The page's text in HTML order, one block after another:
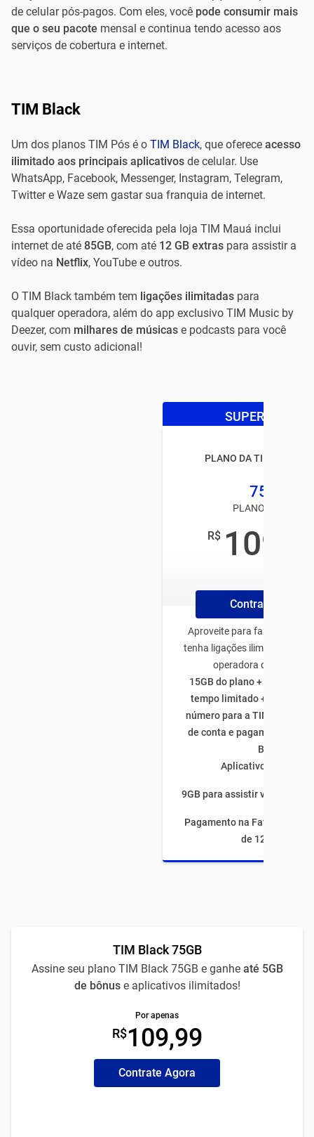
de celular pós-pagos. Com eles, você pode consumir mais
que o seu pacote mensal e continua tendo acesso aos
serviços de cobertura e internet.
TIM Black
Um dos planos TIM Pós é o TIM Black, que oferece acesso
ilimitado aos principais aplicativos de celular. Use
WhatsApp, Facebook, Messenger, Instagram, Telegram,
Twitter e Waze sem gastar sua franquia de internet.
Essa oportunidade oferecida pela loja TIM Mauá inclui
internet de até 85GB, com até 12 GB extras para assistir a
vídeo na Netflix, YouTube e outros.
O TIM Black também tem ligações ilimitadas para
qualquer operadora, além do app exclusivo TIM Music by
Deezer, com milhares de músicas e podcasts para você
ouvir, sem custo adicional!
SUPER OFERTA
PLANO DA TIM BLACK
75GB
PLANO TIM PÓS
R$ 109
Contrate Online
Aproveite para fazer o plano
tenha ligações ilimitadas
operadora de todo
15GB do plano + 50GB de
tempo limitado + 5GB
número para a TIM + 5GB
de conta e pagamento
Bank
Aplicativos
9GB para assistir vídeos por
Pagamento na Fatura com
de 12 meses
TIM Black 75GB
Assine seu plano TIM Black 75GB e ganhe até 5GB
de bônus e aplicativos ilimitados!
Por apenas
R$109,99
Contrate Agora